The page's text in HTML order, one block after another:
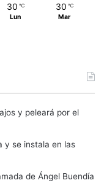
30 ℃
Lun
30 ℃
Mar
y peleará por el
y se instala en las
de Ángel Buendía